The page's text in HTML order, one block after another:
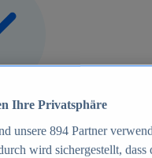
Ihre Privatsphäre
unsere 894 Partner
wird sichergestellt,